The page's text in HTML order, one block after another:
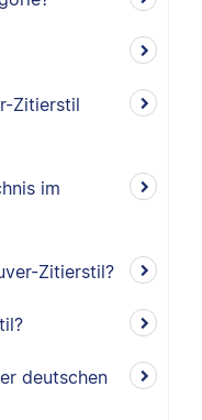
Zitierstil
im
Zitierstil?
deutschen